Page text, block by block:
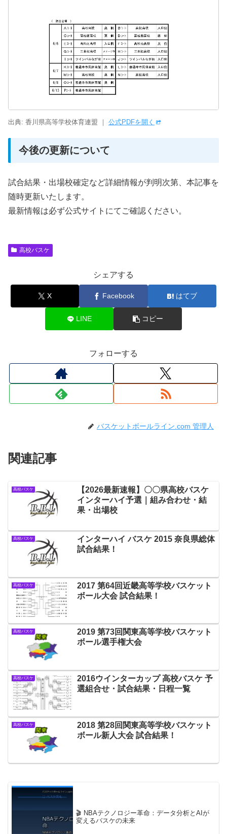
出典: 香川県高等学校体育連盟 ｜ 公式PDFを開く
今後の更新について
試合結果・出場校確定など詳細情報が判明次第、本記事を
随時更新いたします。
最新情報は必ず公式サイトにてご確認ください。
高校バスケ
シェアする
X Facebook はてブ
LINE コピー
フォローする
バスケットボールライン.com 管理人
関連記事
高校バスケ
【2026最新速報】〇〇県高校バスケ
インターハイ予選｜組み合わせ・結
果・出場校
高校バスケ
インターハイ バスケ 2015 奈良県総体
試合結果！
高校バスケ
2017 第64回近畿高等学校バスケット
ボール大会 試合結果！
高校バスケ
2019 第73回関東高等学校バスケット
ボール選手権大会
高校バスケ
2016ウインターカップ 高校バスケ 予
選組合せ・試合結果・日程一覧
高校バスケ
2018 第28回関東高等学校バスケット
ボール新人大会 試合結果！
🎬 NBAテクノロジー革命：データ分析とAIが
変えるバスケの未来